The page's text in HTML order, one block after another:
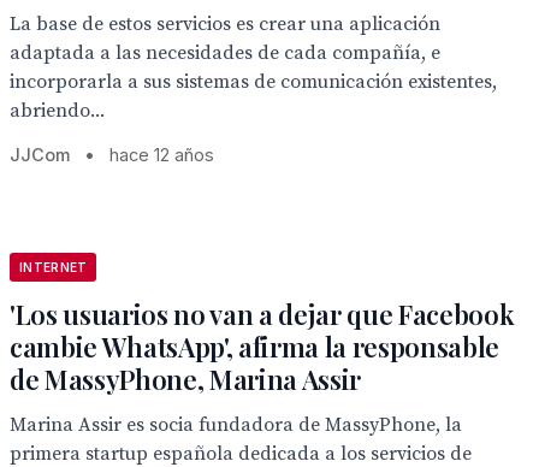
La base de estos servicios es crear una aplicación
adaptada a las necesidades de cada compañía, e
incorporarla a sus sistemas de comunicación existentes,
abriendo...
JJCom • hace 12 años
INTERNET
'Los usuarios no van a dejar que Facebook
cambie WhatsApp', afirma la responsable
de MassyPhone, Marina Assir
Marina Assir es socia fundadora de MassyPhone, la
primera startup española dedicada a los servicios de